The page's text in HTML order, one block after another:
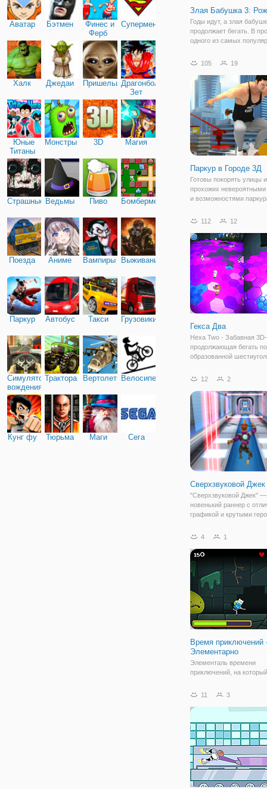
Аватар Бэтмен
Финес и
Ферб
Супермен
Халк Джедаи ПришельцыДрагонболл
Зет
Юные
Титаны
Монстры 3D Магия
Страшные Ведьмы Пиво Бомбермен
Поезда Аниме Вампиры Выживание
Паркур Автобус Такси Грузовики
Симулятор
вождения
Трактора ВертолетыВелосипед
Кунг фу Тюрьма Маги Сега
Злая Бабушка 3:
Годы идут, а злая
продолжает бегать. В
одного из самых
представляем
Теперь побег из
клиники навеян
105 19
Паркур в Городе 3Д
Готовы покорять улицы
прохожих
и возможностями
игру "Паркур в Городе
жанре "бегалки" и
112 12
Гекса Два
Hexa Two - Забавная
продолжающая бегать
образованной
кто-то прикоснется к
или двух игроков,
одном
12 2
Сверхзвуковой Джек
"Сверхзвуковой Джек" —
новенький раннер с
графикой и крутыми
спецоперацию на
обнаружили и решили с
расправиться. Джека
4 1
Время приключений
Элементарно
Элементаль времени
приключений, на
пойдете, потому что
как здесь и сейчас мы
играете в эту игру с
11 3